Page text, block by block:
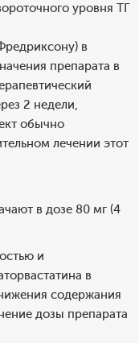
уровня ТГ
в
препарата в
2 недели,
обычно
лечении этот
в дозе 80 мг (4
и
в
содержания
дозы препарата